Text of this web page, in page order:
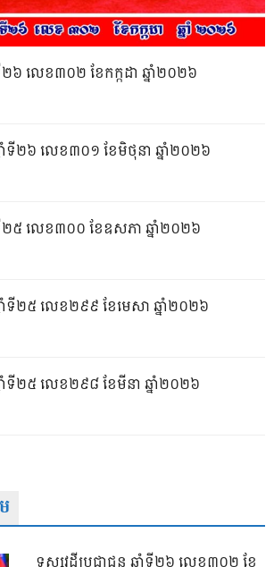
២៦ លេខ៣០២ ខែកក្កដា ឆ្នាំ២០២៦
នាំទី២៦ លេខ៣០១ ខែមិថុនា ឆ្នាំ២០២៦
ទី២៥ លេខ៣០០ ខែឧសភា ឆ្នាំ២០២៦
ាំទី២៥ លេខ២៩៩ ខែមេសា ឆ្នាំ២០២៦
ាំទី២៥ លេខ២៩៨ ខែមីនា ឆ្នាំ២០២៦